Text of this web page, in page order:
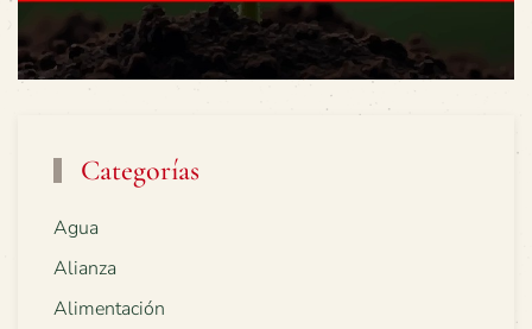
Categorías
Agua
Alianza
Alimentación